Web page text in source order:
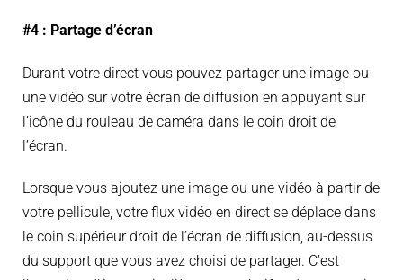
#4 : Partage d’écran
Durant votre direct vous pouvez partager une image ou
une vidéo sur votre écran de diffusion en appuyant sur
l’icône du rouleau de caméra dans le coin droit de
l’écran.
Lorsque vous ajoutez une image ou une vidéo à partir de
votre pellicule, votre flux vidéo en direct se déplace dans
le coin supérieur droit de l’écran de diffusion, au-dessus
du support que vous avez choisi de partager. C’est